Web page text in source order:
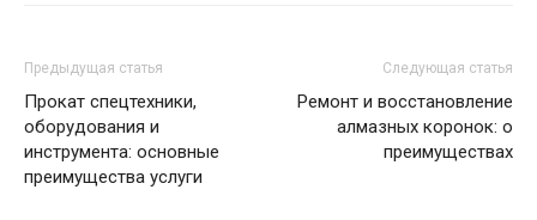
Предыдущая статья
Прокат спецтехники,
оборудования и
инструмента: основные
преимущества услуги
Следующая статья
Ремонт и восстановление
алмазных коронок: о
преимуществах